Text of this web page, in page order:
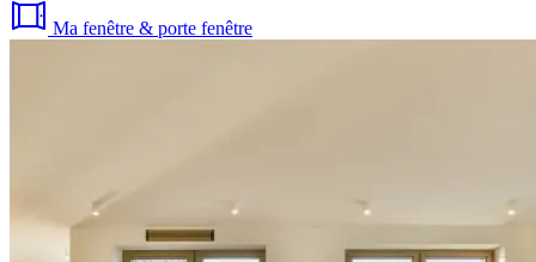
Ma fenêtre & porte fenêtre